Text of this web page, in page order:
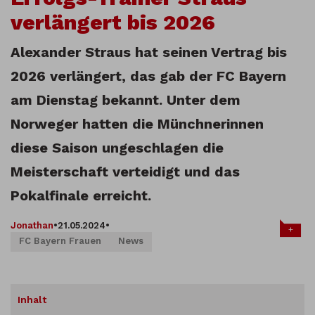
verlängert bis 2026
Alexander Straus hat seinen Vertrag bis
2026 verlängert, das gab der FC Bayern
am Dienstag bekannt. Unter dem
Norweger hatten die Münchnerinnen
diese Saison ungeschlagen die
Meisterschaft verteidigt und das
Pokalfinale erreicht.
Jonathan•21.05.2024•
FC Bayern Frauen
News
+
Inhalt